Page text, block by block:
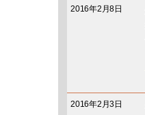
2016年2月8日
2016年2月3日